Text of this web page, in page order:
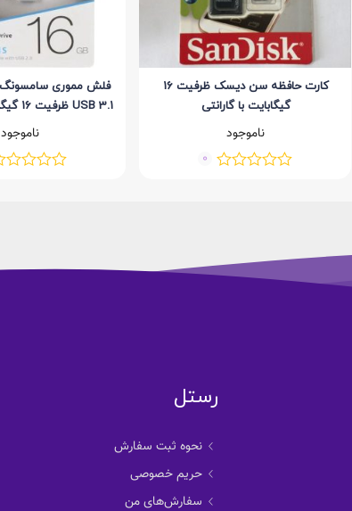
کارت حافظه سن دیسک ظرفیت 16
گیگابایت با گارانتی
ناموجود
0
USB 3.1 ظرفیت 16 گیگابایت با گارانتی
ناموجود
رستل
نحوه ثبت سفارش
حریم خصوصی
سفارش‌های من